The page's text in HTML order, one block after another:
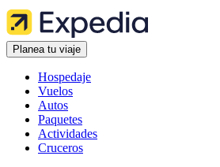
Planea tu viaje
Hospedaje
Vuelos
Autos
Paquetes
Actividades
Cruceros